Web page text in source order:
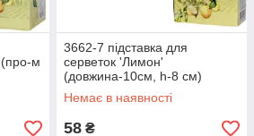
м
3662-7 підставка для
серветок 'Лимон'
(довжина-10см, h-8 см)
Немає в наявності
58 ₴